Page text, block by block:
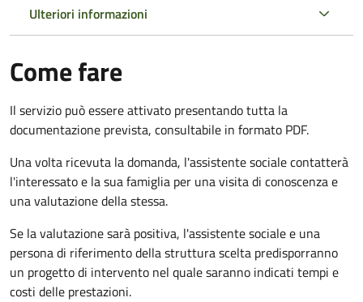
Ulteriori informazioni
Come fare
Il servizio può essere attivato presentando tutta la
documentazione prevista, consultabile in formato PDF.
Una volta ricevuta la domanda, l'assistente sociale contatterà
l'interessato e la sua famiglia per una visita di conoscenza e
una valutazione della stessa.
Se la valutazione sarà positiva, l'assistente sociale e una
persona di riferimento della struttura scelta predisporranno
un progetto di intervento nel quale saranno indicati tempi e
costi delle prestazioni.